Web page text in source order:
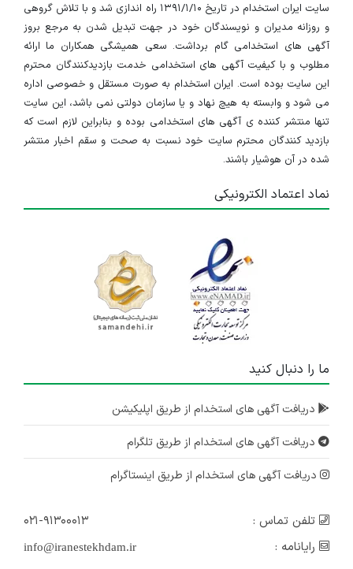
سایت ایران استخدام در تاریخ ۱۳۹۱/۱/۱۰ راه اندازی شد و با تلاش گروهی
و روزانه مدیران و نویسندگان خود در جهت تبدیل شدن به مرجع بروز
آگهی های استخدامی گام برداشت. سعی همیشگی همکاران ما ارائه
مطلوب و با کیفیت آگهی های استخدامی خدمت بازدیدکنندگان محترم
این سایت بوده است. ایران استخدام به صورت مستقل و خصوصی اداره
می شود و وابسته به هیچ نهاد و یا سازمان دولتی نمی باشد، این سایت
تنها منتشر کننده ی آگهی های استخدامی بوده و بنابراین لازم است که
بازدید کنندگان محترم سایت خود نسبت به صحت و سقم اخبار منتشر
شده در آن هوشیار باشند.
نماد اعتماد الکترونیکی
ما را دنبال کنید
دریافت آگهی های استخدام از طریق اپلیکیشن
دریافت آگهی های استخدام از طریق تلگرام
دریافت آگهی های استخدام از طریق اینستاگرام
تلفن تماس :
۰۲۱-۹۱۳۰۰۰۱۳
رایانامه :
info@iranestekhdam.ir